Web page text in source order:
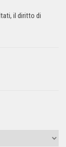
il diritto di